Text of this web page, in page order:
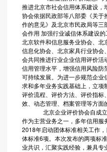
推进北京市社会信用体系建设
协会依据民政部等八部委《关
作的意见》及北京市民政局等
会作用 加强行业诚信体系建设
北京软件和信息服务业协会、
信息化协会、北京家具行业协
会共同推进行业企业信用评价
信用管理水平，增强信用风险
可持续发展。为进一步规范企
求和多年业务实践基础上，立
评价流程、评价方法、评价指
效、动态管理、档案管理等方面
北京企业评价协会自成
作为主营业务之一，多年信用服
2018年启动团体标准相关工作
体标准6项。本次发布的两项标
业共识，汇聚实践经验，兼具